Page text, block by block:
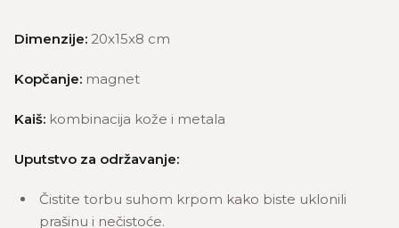
Dimenzije: 20x15x8 cm
Kopčanje: magnet
Kaiš: kombinacija kože i metala
Uputstvo za održavanje:
Čistite torbu suhom krpom kako biste uklonili
prašinu i nečistoće.